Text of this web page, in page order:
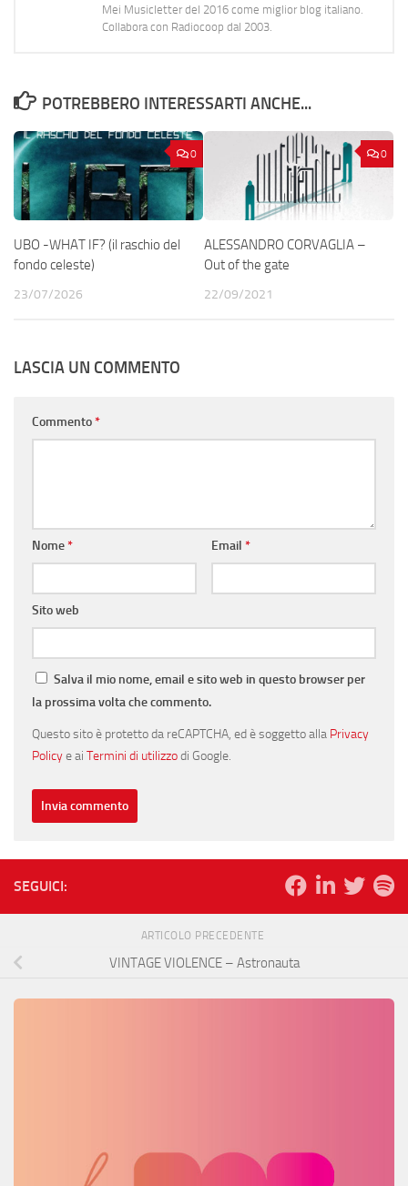
Mei Musicletter del 2016 come miglior blog italiano.
Collabora con Radiocoop dal 2003.
POTREBBERO INTERESSARTI ANCHE...
0
UBO -WHAT IF? (il raschio del
fondo celeste)
23/07/2026
0
ALESSANDRO CORVAGLIA –
Out of the gate
22/09/2021
LASCIA UN COMMENTO
Commento*
Nome* Email *
Sito web
Salva il mio nome, email e sito web in questo browser per
la prossima volta che commento.
Questo sito è protetto da reCAPTCHA, ed è soggetto alla Privacy
Policye ai Termini di utilizzodi Google.
SEGUICI:
ARTICOLO PRECEDENTE
VINTAGE VIOLENCE – Astronauta